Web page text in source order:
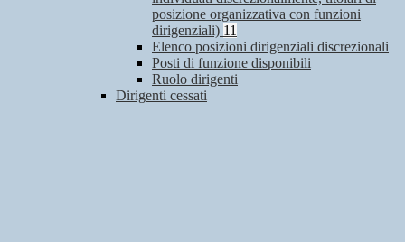
posizione organizzativa con funzioni
dirigenziali) 11
Elenco posizioni dirigenziali discrezionali
Posti di funzione disponibili
Ruolo dirigenti
Dirigenti cessati